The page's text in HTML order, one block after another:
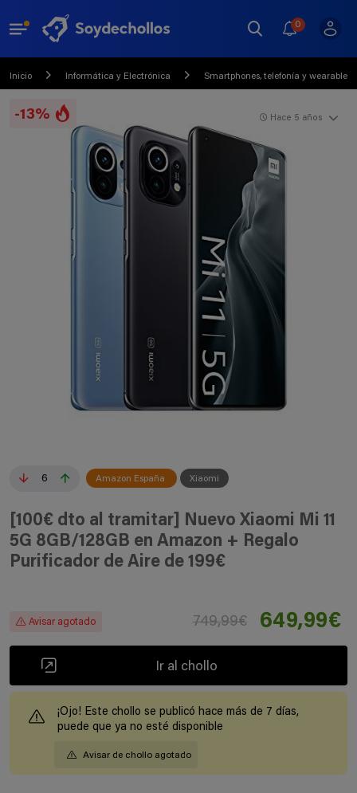
0
Inicio Informática y Electrónica Smartphones, telefonía y wearables
-13%
6 Amazon España Xiaomi
Hace 5 años
[100€ dto al tramitar] Nuevo Xiaomi Mi 11
5G 8GB/128GB en Amazon + Regalo
Purificador de Aire de 199€
Avisar agotado 749,99€ 649,99€
Ir al chollo
¡Ojo! Este chollo se publicó hace más de 7 días,
puede que ya no esté disponible
Avisar de chollo agotado